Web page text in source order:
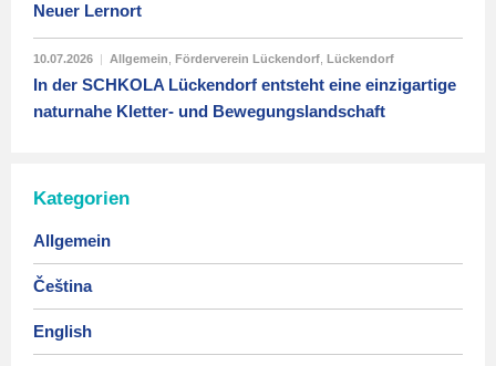
Neuer Lernort
10.07.2026 | Allgemein Förderverein Lückendorf Lückendorf
In der SCHKOLA Lückendorf entsteht eine einzigartige
naturnahe Kletter- und Bewegungslandschaft
Kategorien
Allgemein
Čeština
English